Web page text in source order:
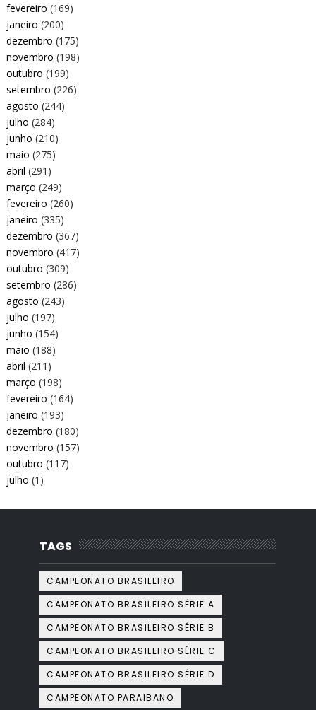
fevereiro (169)
janeiro (200)
dezembro (175)
novembro (198)
outubro (199)
setembro (226)
agosto (244)
julho (284)
junho (210)
maio (275)
abril (291)
março (249)
fevereiro (260)
janeiro (335)
dezembro (367)
novembro (417)
outubro (309)
setembro (286)
agosto (243)
julho (197)
junho (154)
maio (188)
abril (211)
março (198)
fevereiro (164)
janeiro (193)
dezembro (180)
novembro (157)
outubro (117)
julho (1)
TAGS
CAMPEONATO BRASILEIRO
CAMPEONATO BRASILEIRO SÉRIE A
CAMPEONATO BRASILEIRO SÉRIE B
CAMPEONATO BRASILEIRO SÉRIE C
CAMPEONATO BRASILEIRO SÉRIE D
CAMPEONATO PARAIBANO